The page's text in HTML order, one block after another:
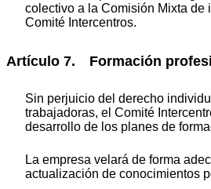
colectivo a la Comisión Mixta de
Comité Intercentros.
Artículo 7. Formación
Sin perjuicio del derecho
trabajadoras, el Comité
desarrollo de los planes de
La empresa velará de forma
actualización de conocimientos